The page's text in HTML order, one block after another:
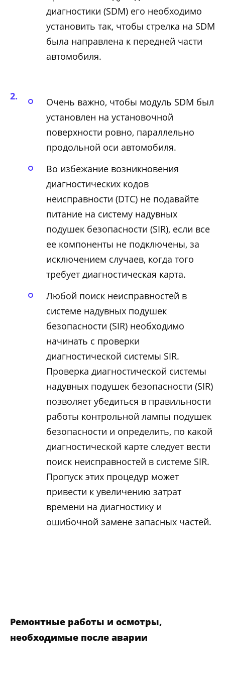
диагностики (SDM) его необходимо
установить так, чтобы стрелка на SDM
была направлена к передней части
автомобиля.
Очень важно, чтобы модуль SDM был
установлен на установочной
поверхности ровно, параллельно
продольной оси автомобиля.
Во избежание возникновения
диагностических кодов
неисправности (DTC) не подавайте
питание на систему надувных
подушек безопасности (SIR), если все
ее компоненты не подключены, за
исключением случаев, когда того
требует диагностическая карта.
Любой поиск неисправностей в
системе надувных подушек
безопасности (SIR) необходимо
начинать с проверки
диагностической системы SIR.
Проверка диагностической системы
надувных подушек безопасности (SIR)
позволяет убедиться в правильности
работы контрольной лампы подушек
безопасности и определить, по какой
диагностической карте следует вести
поиск неисправностей в системе SIR.
Пропуск этих процедур может
привести к увеличению затрат
времени на диагностику и
ошибочной замене запасных частей.
Ремонтные работы и осмотры,
необходимые после аварии